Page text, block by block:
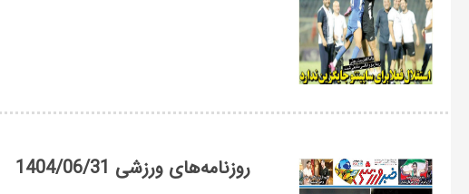
روزنامه‌های ورزشی 1404/06/31